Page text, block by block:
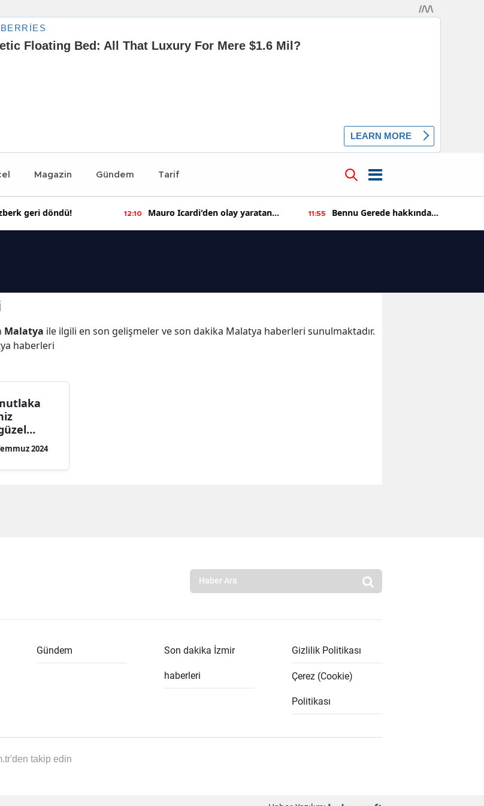
Magazin Gündem Tarif
geri döndü! 12:10
Mauro Icardi'den olay yaratan
11:55
Bennu Gerede hakkında
Malatya ile ilgili en son gelişmeler ve son dakika Malatya haberleri sunulmaktadır.
haberleri
2024
Gündem Son dakika İzmir
haberleri
Gizlilik Politikası
Çerez (Cookie)
Politikası
takip edin